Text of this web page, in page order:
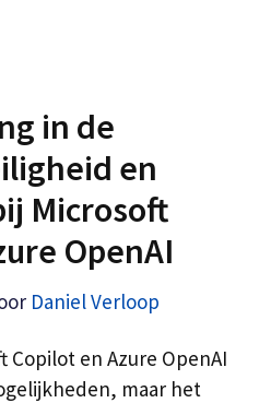
in de
en
Microsoft
OpenAI
Daniel Verloop
Copilot en Azure OpenAI
maar het